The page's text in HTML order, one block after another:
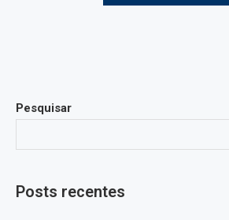
Pesquisar
Posts recentes